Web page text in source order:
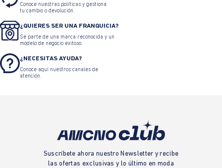
Conoce nuestras políticas y gestiona
tu cambio o devolución.
¿QUIERES SER UNA FRANQUICIA?
Sé parte de una marca reconocida y un
modelo de negocio exitoso.
¿NECESITAS AYUDA?
Conoce aquí nuestros canales de
atención.
Suscríbete ahora nuestro Newsletter y recibe
las ofertas exclusivas y lo último en moda